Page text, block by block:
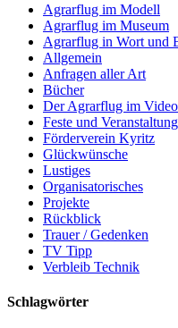
Agrarflug im Modell
Agrarflug im Museum
Agrarflug in Wort und
Allgemein
Anfragen aller Art
Bücher
Der Agrarflug im Video
Feste und
Förderverein Kyritz
Glückwünsche
Lustiges
Organisatorisches
Projekte
Rückblick
Trauer / Gedenken
TV Tipp
Verbleib Technik
Schlagwörter